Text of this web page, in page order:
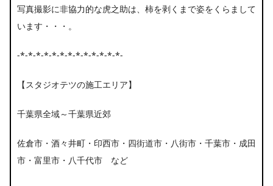
写真撮影に非協力的な虎之助は、柿を剥くまで姿をくらまして
います・・・。
-*-*-*-*-*-*-*-*-*-*-*-*-*-
【スタジオテツの施工エリア】
千葉県全域～千葉県近郊
佐倉市・酒々井町・印西市・四街道市・八街市・千葉市・成田
市・富里市・八千代市 など